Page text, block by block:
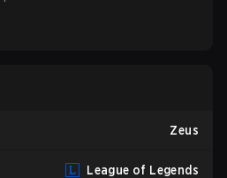
Zeus
League of Legends